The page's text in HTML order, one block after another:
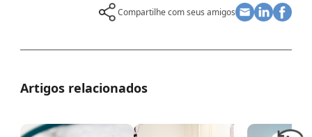
Compartilhe com seus amigos
Artigos relacionados